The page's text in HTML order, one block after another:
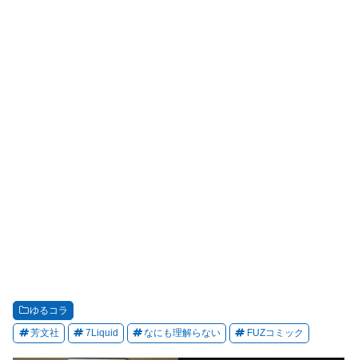
ゆるコラ
芳文社 7Liquid なにも理解らない FUZコミック